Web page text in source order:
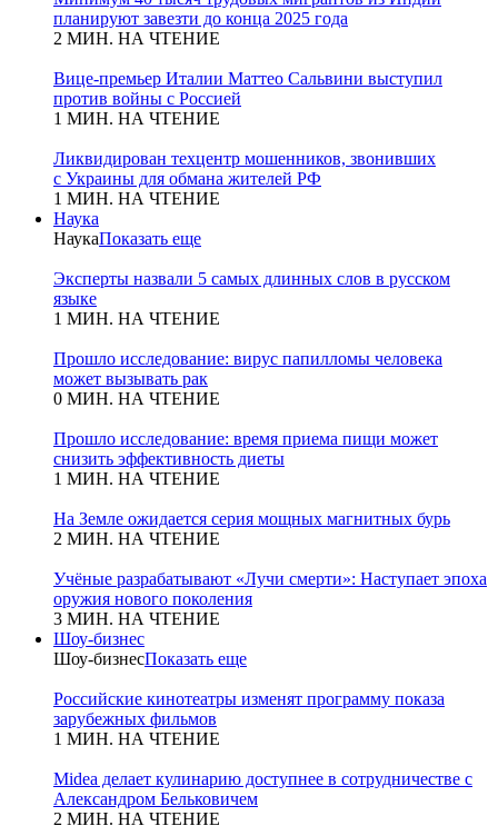
планируют завезти до конца 2025 года
2 МИН. НА ЧТЕНИЕ
Вице-премьер Италии Маттео Сальвини выступил
против войны с Россией
1 МИН. НА ЧТЕНИЕ
Ликвидирован техцентр мошенников, звонивших
с Украины для обмана жителей РФ
1 МИН. НА ЧТЕНИЕ
Наука
НаукаПоказать еще
Эксперты назвали 5 самых длинных слов в русском
языке
1 МИН. НА ЧТЕНИЕ
Прошло исследование: вирус папилломы человека
может вызывать рак
0 МИН. НА ЧТЕНИЕ
Прошло исследование: время приема пищи может
снизить эффективность диеты
1 МИН. НА ЧТЕНИЕ
На Земле ожидается серия мощных магнитных бурь
2 МИН. НА ЧТЕНИЕ
Учёные разрабатывают «Лучи смерти»: Наступает эпоха
оружия нового поколения
3 МИН. НА ЧТЕНИЕ
Шоу-бизнес
Шоу-бизнесПоказать еще
Российские кинотеатры изменят программу показа
зарубежных фильмов
1 МИН. НА ЧТЕНИЕ
Midea делает кулинарию доступнее в сотрудничестве с
Александром Бельковичем
2 МИН. НА ЧТЕНИЕ